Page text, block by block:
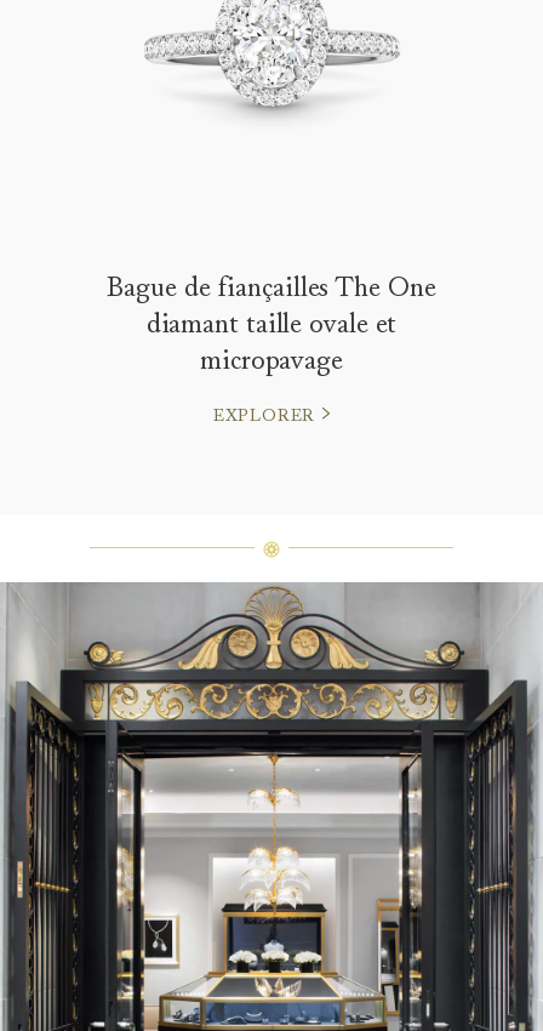
Bague de fiançailles The One
diamant taille ovale et
micropavage
EXPLORER